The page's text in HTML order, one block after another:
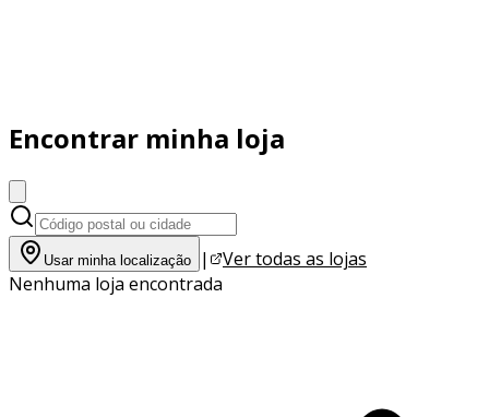
Encontrar minha loja
Usar minha localização |
Ver todas as lojas
Nenhuma loja encontrada